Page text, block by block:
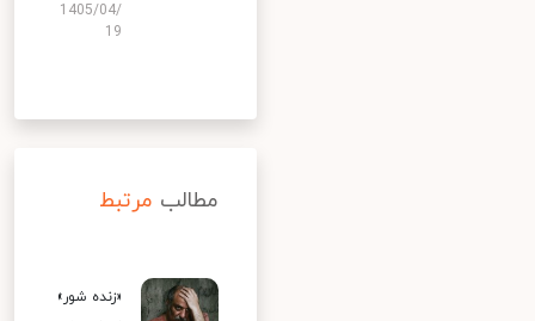
1405/04/
19
مطالب مرتبط
«زنده شور»